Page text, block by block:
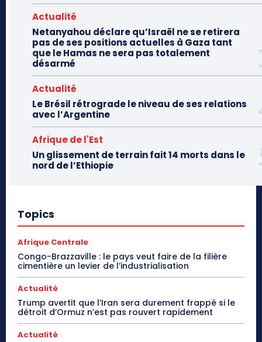
Actualité
Netanyahou déclare qu’Israël ne se retirera
pas de ses positions actuelles à Gaza tant
que le Hamas ne sera pas totalement
désarmé
Actualité
Le Brésil rétrograde le niveau de ses relations
avec l’Argentine
Afrique de l'Est
Un glissement de terrain fait 14 morts dans le
nord de l’Ethiopie
Topics
Afrique Centrale
Congo-Brazzaville : le pays veut faire de la filière
cimentière un levier de l’industrialisation
Actualité
Trump avertit que l’Iran sera durement frappé si le
détroit d’Ormuz n’est pas rouvert rapidement
Actualité